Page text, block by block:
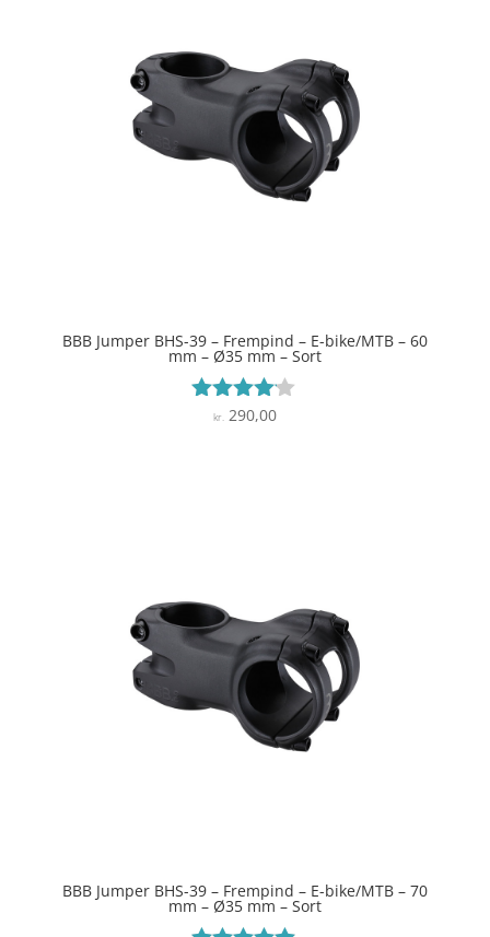
BBB Jumper BHS-39 – Frempind – E-bike/MTB – 60
mm – Ø35 mm – Sort
Vurderet
kr. 290,00
BBB Jumper BHS-39 – Frempind – E-bike/MTB – 70
mm – Ø35 mm – Sort